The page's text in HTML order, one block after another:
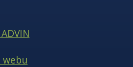
webu